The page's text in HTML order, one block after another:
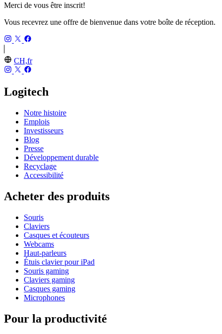
Merci de vous être inscrit!
Vous recevrez une offre de bienvenue dans votre boîte de réception.
CH,fr
Logitech
Notre histoire
Emplois
Investisseurs
Blog
Presse
Développement durable
Recyclage
Accessibilité
Acheter des produits
Souris
Claviers
Casques et écouteurs
Webcams
Haut-parleurs
Étuis clavier pour iPad
Souris gaming
Claviers gaming
Casques gaming
Microphones
Pour la productivité